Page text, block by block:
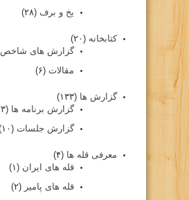
یخ و برف (۲۸)
کتابخانه (۲۰)
گزارش های شاخص
مقالات (۶)
گزارش ها (۱۳۳)
گزارش برنامه ها (۱۲۳)
گزارش جلسات (۱۰)
معرفی قله ها (۴)
قله های ایران (۱)
قله های پامیر (۲)